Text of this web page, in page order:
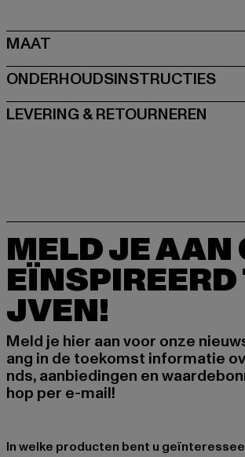
MAAT
ONDERHOUDSINSTRUCTIES
LEVERING & RETOURNEREN
MELD JE AAN
EÏNSPIREERD
JVEN!
Meld je hier aan voor onze
ang in de toekomst informatie
nds, aanbiedingen en
hop per e-mail!
In welke producten bent u